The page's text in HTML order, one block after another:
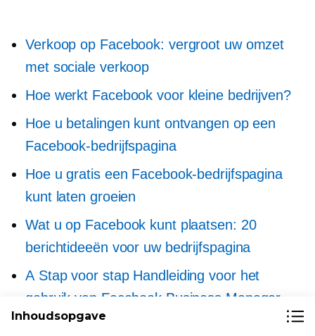
Verkoop op Facebook: vergroot uw omzet
met sociale verkoop
Hoe werkt Facebook voor kleine bedrijven?
Hoe u betalingen kunt ontvangen op een
Facebook-bedrijfspagina
Hoe u gratis een Facebook-bedrijfspagina
kunt laten groeien
Wat u op Facebook kunt plaatsen: 20
berichtideeën voor uw bedrijfspagina
A Stap voor stapHandleiding voor het
gebruik van Facebook Business Manager
7 strategieën om de verkoop te stimuleren
Inhoudsopgave